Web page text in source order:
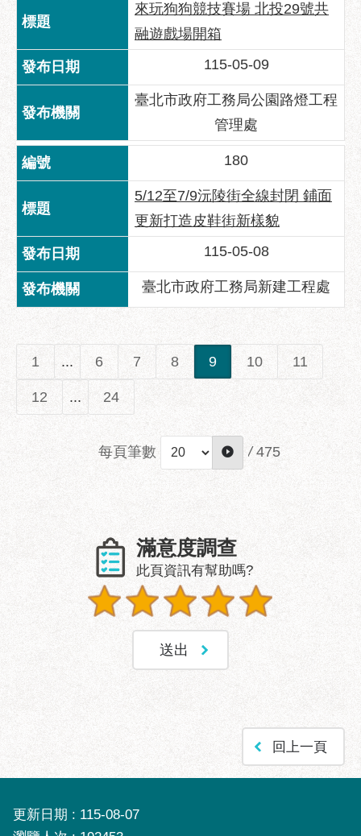
來玩狗狗競技賽場 北投29號共
融遊戲場開箱
115-05-09
臺北市政府工務局公園路燈工程
管理處
180
5/12至7/9沅陵街全線封閉 鋪面
更新打造皮鞋街新樣貌
115-05-08
臺北市政府工務局新建工程處
1 ... 6 7 8 9 10 11
12 ... 24
每頁筆數 / 475
滿意度調查
此頁資訊有幫助嗎?
回上一頁
更新日期
115-08-07